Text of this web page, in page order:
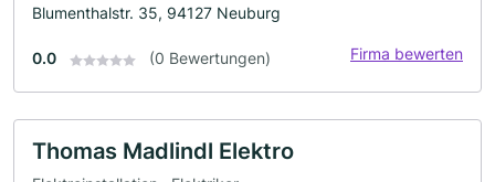
Blumenthalstr. 35, 94127 Neuburg
0.0 (0 Bewertungen) Firma bewerten
Thomas Madlindl Elektro